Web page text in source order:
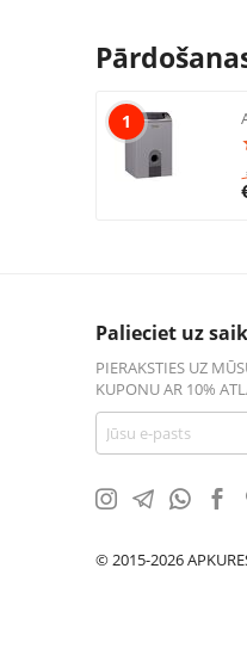
1
Palieciet uz
PIERAKSTIES UZ
KUPONU AR 10%
© 2015-2026